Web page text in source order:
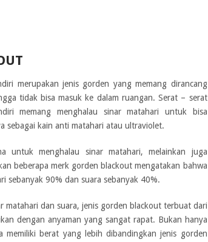
merupakan jenis gorden yang memang dirancang
tidak bisa masuk ke dalam ruangan. Serat – serat
memang menghalau sinar matahari untuk bisa
sebagai kain anti matahari atau ultraviolet.
untuk menghalau sinar matahari, melainkan juga
beberapa merk gorden blackout mengatakan bahwa
sebanyak 90% dan suara sebanyak 40%.
matahari dan suara, jenis gorden blackout terbuat dari
dengan anyaman yang sangat rapat. Bukan hanya
berat yang lebih dibandingkan jenis gorden